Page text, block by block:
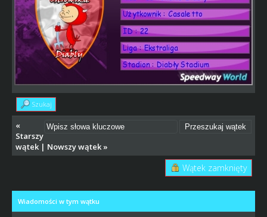
Szukaj
«
Starszy
wątek| Nowszy wątek»
Wątek zamknięty
Wiadomości w tym wątku